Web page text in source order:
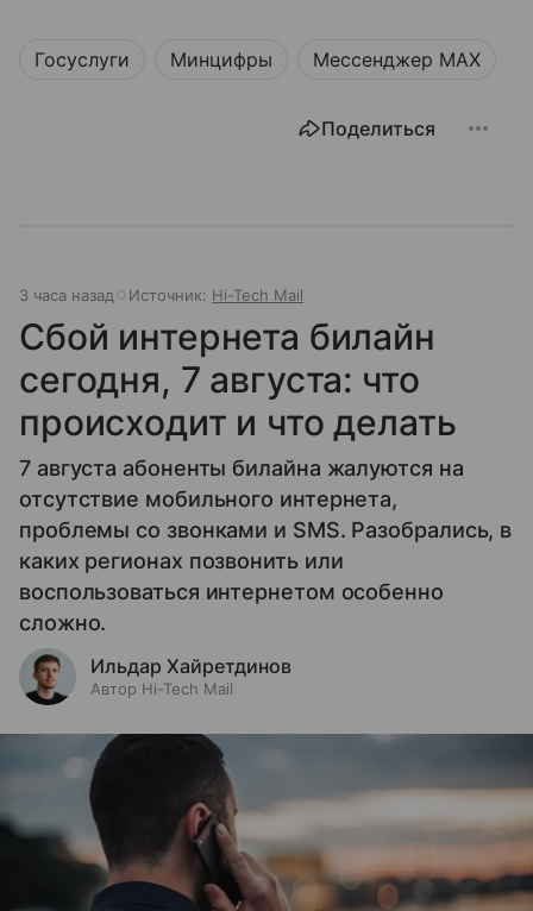
Госуслуги Минцифры Мессенджер MAX
Поделиться
3 часа назад Источник: Hi-Tech Mail
Сбой интернета билайн
сегодня, 7 августа: что
происходит и что делать
7 августа абоненты билайна жалуются на
отсутствие мобильного интернета,
проблемы со звонками и SMS. Разобрались, в
каких регионах позвонить или
воспользоваться интернетом особенно
сложно.
Ильдар Хайретдинов
Автор Hi-Tech Mail